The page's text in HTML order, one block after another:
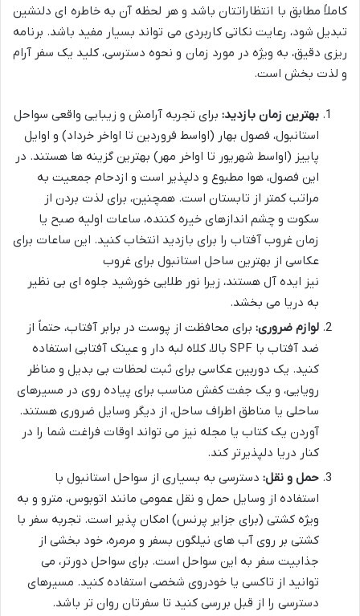
کاملاً مطابق با انتظاراتتان باشد و هر لحظه آن به خاطره ای دلنشین
تبدیل شود، رعایت نکاتی کاربردی می تواند بسیار مفید باشد. برنامه
ریزی دقیق، به ویژه در مورد زمان و نحوه دسترسی، کلید یک سفر آرام
و لذت بخش است.
بهترین زمان بازدید: برای تجربه آرامش و زیبایی واقعی سواحل
استانبول، فصول بهار (اواسط فروردین تا اواخر خرداد) و اوایل
پاییز (اواسط شهریور تا اواخر مهر) بهترین گزینه ها هستند. در
این فصول، هوا مطبوع و دلپذیر است و ازدحام جمعیت به
مراتب کمتر از تابستان است. همچنین، برای لذت بردن از
سکوت و چشم اندازهای خیره کننده، ساعات اولیه صبح یا
زمان غروب آفتاب را برای بازدید انتخاب کنید. این ساعات برای
عکاسی از بهترین ساحل استانبول برای غروب
نیز ایده آل هستند، زیرا نور طلایی خورشید جلوه ای بی نظیر
به دریا می بخشد.
لوازم ضروری: برای محافظت از پوست در برابر آفتاب، حتماً از
ضد آفتاب با SPF بالا، کلاه لبه دار و عینک آفتابی استفاده
کنید. یک دوربین عکاسی برای ثبت لحظات بی بدیل و مناظر
رویایی، و یک جفت کفش مناسب برای پیاده روی در مسیرهای
ساحلی یا مناطق اطراف ساحل، از دیگر وسایل ضروری هستند.
آوردن یک کتاب یا مجله نیز می تواند اوقات فراغت شما را در
کنار دریا دلپذیرتر کند.
حمل و نقل: دسترسی به بسیاری از سواحل استانبول با
استفاده از وسایل حمل و نقل عمومی مانند اتوبوس، مترو و به
ویژه کشتی (برای جزایر پرنس) امکان پذیر است. تجربه سفر با
کشتی بر روی آب های نیلگون بسفر و مرمره، خود بخشی از
جذابیت سفر به این سواحل است. برای سواحل دورتر، می
توانید از تاکسی یا خودروی شخصی استفاده کنید. مسیرهای
دسترسی را از قبل بررسی کنید تا سفرتان روان تر باشد.